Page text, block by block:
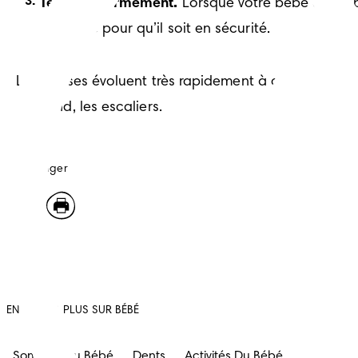
Tenez-le fermement. Lorsque votre bébé est
la rampe pour qu’il soit en sécurité.
Les choses évoluent très rapidement à ce stade.
descend, les escaliers.
Partager
EN SAVOIR PLUS SUR BÉBÉ